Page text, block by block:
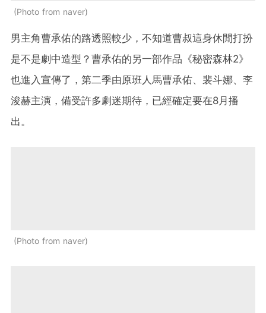
Photo from naver
男主角曹承佑的路透照較少，不知道曹叔這身休閒打扮
是不是劇中造型？曹承佑的另一部作品《秘密森林2》
也進入宣傳了，第二季由原班人馬曹承佑、裴斗娜、李
浚赫主演，備受許多劇迷期待，已經確定要在8月播
出。
Photo from naver